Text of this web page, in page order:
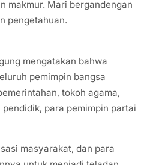
makmur. Mari bergandengan
pengetahuan.
mengatakan bahwa
pemimpin bangsa
tokoh agama,
para pemimpin partai
masyarakat, dan para